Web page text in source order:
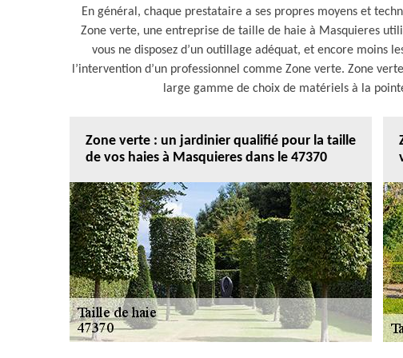
En général, chaque prestataire a ses propres moyens et
Zone verte, une entreprise de taille de haie à Masquieres
vous ne disposez d’un outillage adéquat, et encore moins
l’intervention d’un professionnel comme Zone verte. Zone
large gamme de choix de matériels à la
Zone verte : un jardinier qualifié pour la taille
de vos haies à Masquieres dans le 47370